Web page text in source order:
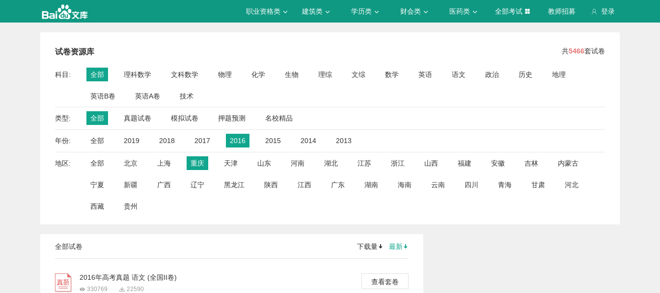
登录
职业资格类 建筑类 学历类 财会类 医药类 全部考试 教师招募
试卷资源库 共5466套试卷
科目: 全部 理科数学 文科数学 物理 化学 生物 理综 文综 数学 英语 语文 政治 历史 地理
英语B卷 英语A卷 技术
类型: 全部 真题试卷 模拟试卷 押题预测 名校精品
年份: 全部 2019 2018 2017 2016 2015 2014 2013
地区: 全部 北京 上海 重庆 天津 山东 河南 湖北 江苏 浙江 山西 福建 安徽 吉林 内蒙古
宁夏 新疆 广西 辽宁 黑龙江 陕西 江西 广东 湖南 海南 云南 四川 青海 甘肃 河北
西藏 贵州
全部试卷 下载量 最新
2016年高考真题 语文 (全国II卷)
330769 22590
查看套卷